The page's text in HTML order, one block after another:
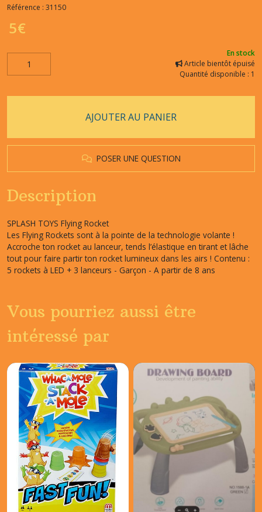
Référence : 31150
5€
En stock
Article bientôt épuisé
Quantité disponible : 1
AJOUTER AU PANIER
POSER UNE QUESTION
Description
SPLASH TOYS Flying Rocket
Les Flying Rockets sont à la pointe de la technologie volante !
Accroche ton rocket au lanceur, tends l’élastique en tirant et lâche
tout pour faire partir ton rocket lumineux dans les airs ! Contenu :
5 rockets à LED + 3 lanceurs - Garçon - A partir de 8 ans
Vous pourriez aussi être
intéressé par